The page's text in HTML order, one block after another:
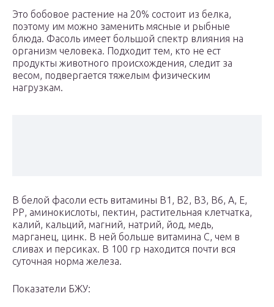
Это бобовое растение на 20% состоит из белка,
поэтому им можно заменить мясные и рыбные
блюда. Фасоль имеет большой спектр влияния на
организм человека. Подходит тем, кто не ест
продукты животного происхождения, следит за
весом, подвергается тяжелым физическим
нагрузкам.
В белой фасоли есть витамины В1, В2, В3, В6, А, Е,
РР, аминокислоты, пектин, растительная клетчатка,
калий, кальций, магний, натрий, йод, медь,
марганец, цинк. В ней больше витамина С, чем в
сливах и персиках. В 100 гр находится почти вся
суточная норма железа.
Показатели БЖУ: